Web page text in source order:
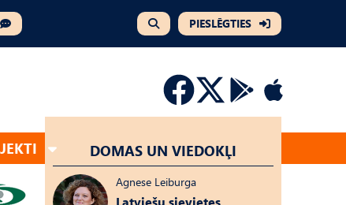
PIESLĒGTIES
DOMAS UN VIEDOKĻI
Agnese Leiburga
Latviešu sievietes